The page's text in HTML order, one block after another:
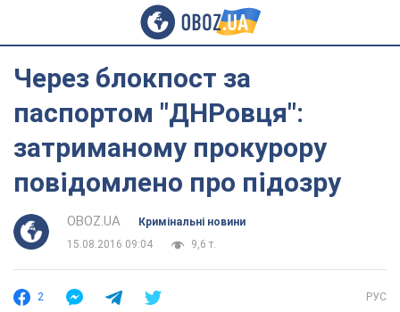
Через блокпост за
паспортом "ДНРовця":
затриманому прокурору
повідомлено про підозру
OBOZ.UA
Кримінальні новини
15.08.2016 09:04
9,6 т.
2 РУС